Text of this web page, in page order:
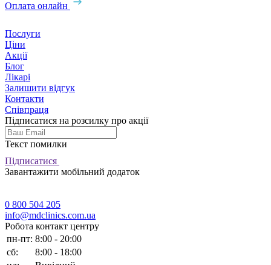
Оплата онлайн
Послуги
Ціни
Акції
Блог
Лікарі
Залишити відгук
Контакти
Співпраця
Підписатися на розсилку про акції
Текст помилки
Підписатися
Завантажити мобільний додаток
0 800 504 205
info@mdclinics.com.ua
Робота контакт центру
пн-пт: 8:00 - 20:00
сб:
8:00 - 18:00